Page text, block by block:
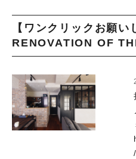
【ワンクリックお願い
RENOVATION OF